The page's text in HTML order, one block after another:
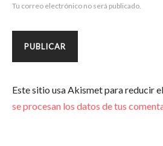
Tu correo electrónico no será publicado.
Este sitio usa Akismet para reducir
se procesan los datos de tus